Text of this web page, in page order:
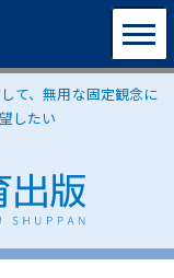
て、無用な固定観念に
したい